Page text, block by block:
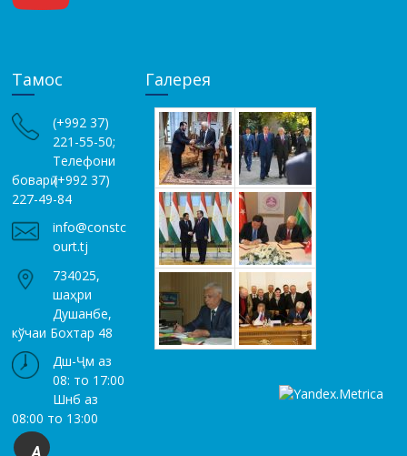
Тамос
(+992 37)
221-55-50;
Телефони
боварӣ (+992 37)
227-49-84
info@constc
ourt.tj
734025,
шаҳри
Душанбе,
кўчаи Бохтар 48
Дш-Ҷм аз
08: то 17:00
Шнб аз
08:00 то 13:00
Галерея
A